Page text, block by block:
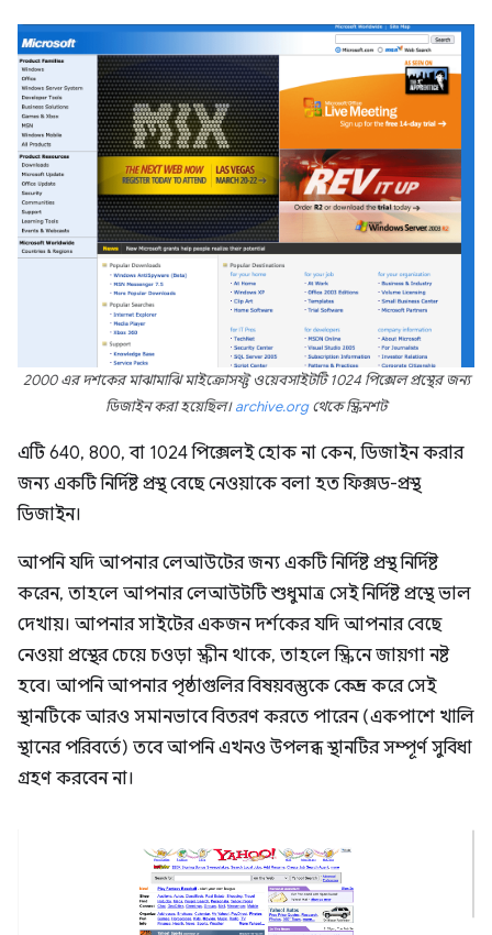
2000 এর দশকের মাঝামাঝি মাইক্রোসফ্ট ওয়েবসাইটটি 1024 পিক্সেল প্রস্থের জন্য
ডিজাইন করা হয়েছিল।archive.orgথেকে স্ক্রিনশট
এটি 640, 800, বা 1024 পিক্সেলই হোক না কেন, ডিজাইন করার
জন্য একটি নির্দিষ্ট প্রস্থ বেছে নেওয়াকে বলা হত ফিক্সড-প্রস্থ
ডিজাইন।
আপনি যদি আপনার লেআউটের জন্য একটি নির্দিষ্ট প্রস্থ নির্দিষ্ট
করেন, তাহলে আপনার লেআউটটি শুধুমাত্র সেই নির্দিষ্ট প্রস্থে ভাল
দেখায়। আপনার সাইটের একজন দর্শকের যদি আপনার বেছে
নেওয়া প্রস্থের চেয়ে চওড়া স্ক্রীন থাকে, তাহলে স্ক্রিনে জায়গা নষ্ট
হবে। আপনি আপনার পৃষ্ঠাগুলির বিষয়বস্তুকে কেন্দ্র করে সেই
স্থানটিকে আরও সমানভাবে বিতরণ করতে পারেন (একপাশে খালি
স্থানের পরিবর্তে) তবে আপনি এখনও উপলব্ধ স্থানটির সম্পূর্ণ সুবিধা
গ্রহণ করবেন না।